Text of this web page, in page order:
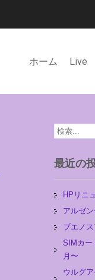
ホーム Live
最近の
HPリニ
アルゼ
ブエノ
SIMカー
月〜
ウルグ